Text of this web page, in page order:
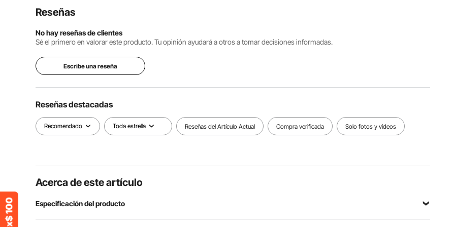
libras/16,2
Tamaño
libras/25
Ver todas las especificaciones
Reseñas
No hay reseñas de clientes
Sé el primero en valorar este producto. Tu opinión ayudará a otros a tomar decisiones informadas.
Escribe una reseña
Reseñas destacadas
Recomendado Toda estrella Reseñas del Artículo Actual Compra verificada Solo fotos y videos
Acerca de este artículo
Especificación del producto